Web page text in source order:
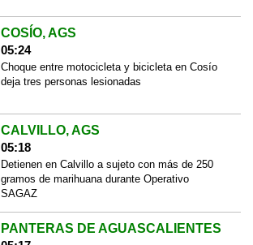
COSÍO, AGS
05:24
Choque entre motocicleta y bicicleta en Cosío
deja tres personas lesionadas
CALVILLO, AGS
05:18
Detienen en Calvillo a sujeto con más de 250
gramos de marihuana durante Operativo
SAGAZ
PANTERAS DE AGUASCALIENTES